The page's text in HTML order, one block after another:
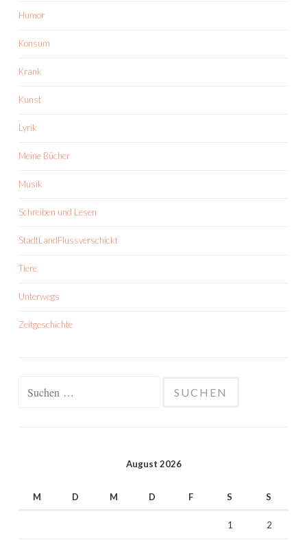
Humor
Konsum
Krank
Kunst
Lyrik
Meine Bücher
Musik
Schreiben und Lesen
StadtLandFlussverschickt
Tiere
Unterwegs
Zeitgeschichte
August 2026
M D M D F S S
1 2